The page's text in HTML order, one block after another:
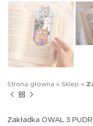
Strona główna » Sklep »
Zakładka OWAL 3